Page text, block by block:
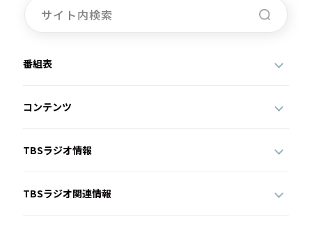
番組表
コンテンツ
TBSラジオ情報
TBSラジオ関連情報